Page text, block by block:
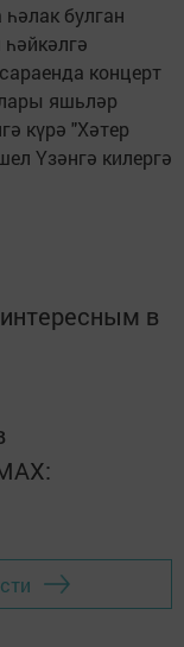
булган
концерт
яшьләр
күрә "Хәтер
Үзәнгә килергә
в